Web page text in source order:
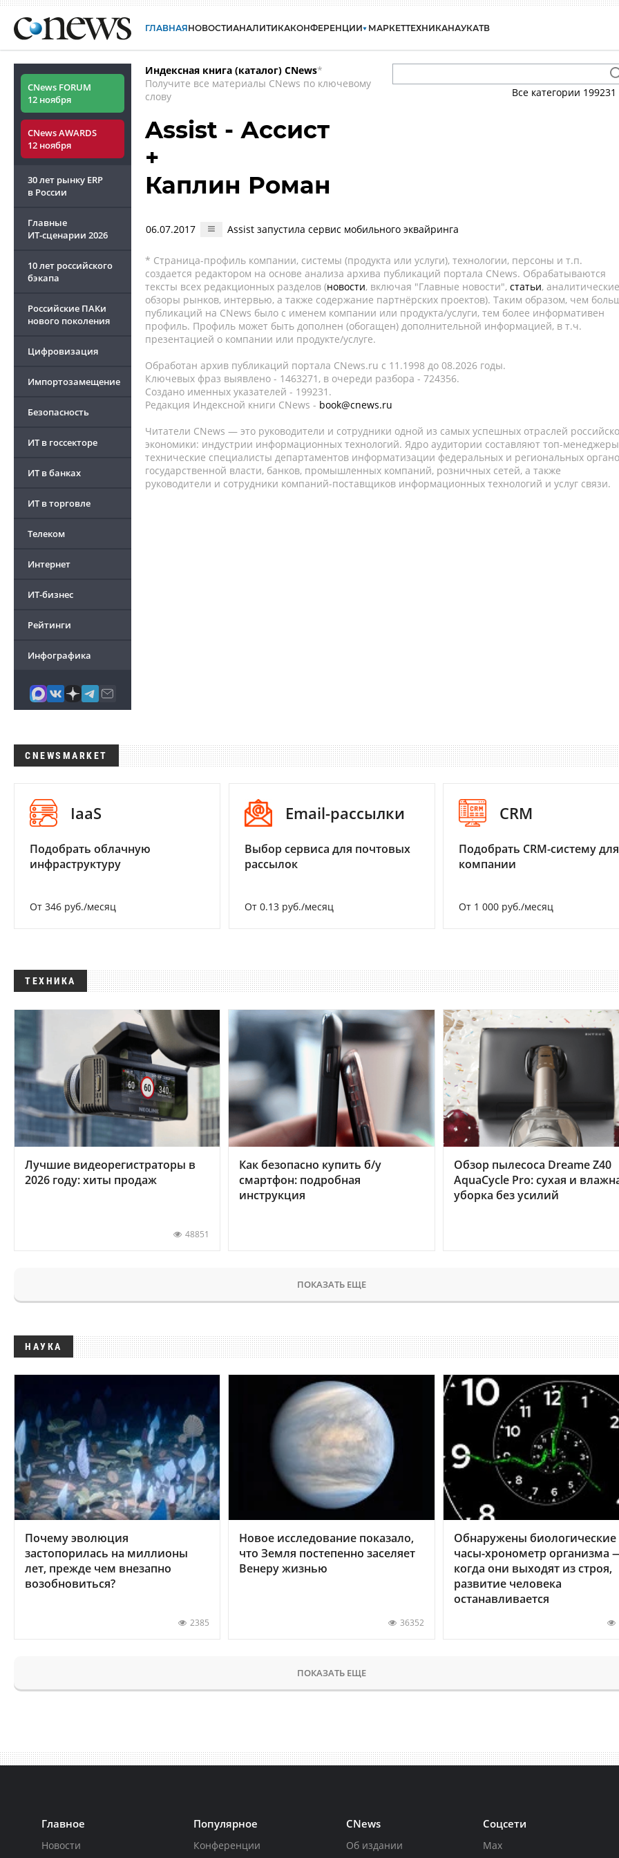
ГЛАВНАЯНОВОСТИАНАЛИТИКАКОНФЕРЕНЦИИ МАРКЕТТЕХНИКАНАУКАТВ
CNews FORUM
12 ноября
CNews AWARDS
12 ноября
30 лет рынку ERP
в России
Главные
ИТ-сценарии 2026
10 лет российского
бэкапа
Российские ПАКи
нового поколения
Цифровизация
Импортозамещение
Безопасность
ИТ в госсекторе
ИТ в банках
ИТ в торговле
Телеком
Интернет
ИТ-бизнес
Рейтинги
Инфографика
Индексная книга (каталог) CNews*
Получите все материалы CNews по ключевому
слову
Все категории 199231
Assist - Ассист
+
Каплин Роман
06.07.2017 Assist запустила сервис мобильного эквайринга
* Страница-профиль компании, системы (продукта или услуги), технологии, персоны и т.п.
создается редактором на основе анализа архива публикаций портала CNews. Обрабатываются
тексты всех редакционных разделов (новости, включая "Главные новости", статьи, аналитические
обзоры рынков, интервью, а также содержание партнёрских проектов). Таким образом, чем
публикаций на CNews было с именем компании или продукта/услуги, тем более информативен
профиль. Профиль может быть дополнен (обогащен) дополнительной информацией, в т.ч.
презентацией о компании или продукте/услуге.
Обработан архив публикаций портала CNews.ru c 11.1998 до 08.2026 годы.
Ключевых фраз выявлено - 1463271, в очереди разбора - 724356.
Создано именных указателей - 199231.
Редакция Индексной книги CNews - book@cnews.ru
Читатели CNews — это руководители и сотрудники одной из самых успешных отраслей
экономики: индустрии информационных технологий. Ядро аудитории составляют топ-
технические специалисты департаментов информатизации федеральных и региональных
государственной власти, банков, промышленных компаний, розничных сетей, а также
руководители и сотрудники компаний-поставщиков информационных технологий и услуг связи.
CNEWSMARKET
IaaS
Подобрать облачную
инфраструктуру
От 346 руб./месяц
Email-рассылки
Выбор сервиса для почтовых
рассылок
От 0.13 руб./месяц
CRM
Подобрать CRM-систему для
компании
От 1 000 руб./месяц
ТЕХНИКА
Лучшие видеорегистраторы в
2026 году: хиты продаж
48851
Как безопасно купить б/у
смартфон: подробная
инструкция
Обзор пылесоса Dreame Z40
AquaCycle Pro: сухая и
уборка без усилий
ПОКАЗАТЬ ЕЩЕ
НАУКА
Почему эволюция
застопорилась на миллионы
лет, прежде чем внезапно
возобновиться?
2385
Новое исследование показало,
что Земля постепенно заселяет
Венеру жизнью
36352
Обнаружены биологические
часы-хронометр организма
когда они выходят из строя,
развитие человека
останавливается
ПОКАЗАТЬ ЕЩЕ
Главное
Новости
Популярное
Конференции
CNews
Об издании
Соцсети
Max